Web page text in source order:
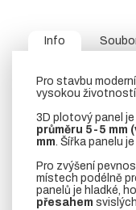
Info
Pro stavbu
vysokou životností
3D plotový panel
průměru 5-5 mm
mm. Šířka panelu je
Pro zvýšení
místech podélně
panelů je hladké,
přesahem